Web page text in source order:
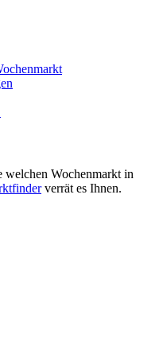
Wochenmarkt in
verrät es Ihnen.